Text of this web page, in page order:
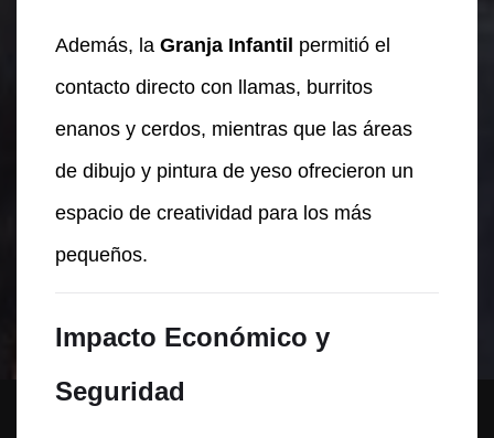
Además, la Granja Infantil permitió el
contacto directo con llamas, burritos
enanos y cerdos, mientras que las áreas
de dibujo y pintura de yeso ofrecieron un
espacio de creatividad para los más
pequeños.
Impacto Económico y
Seguridad